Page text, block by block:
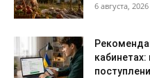
6 августа, 2026
кабинетах: